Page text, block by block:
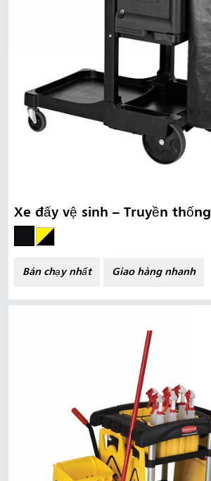
Xe đẩy vệ sinh – Truyền thống
Bán chạy nhất Giao hàng nhanh